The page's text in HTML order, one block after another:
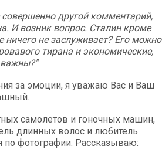
другой комментарий,
И возник вопрос. Сталин кроме
ничего не заслуживает? Его можно
тирана и экономические,
за эмоции, я уважаю Вас и Ваш
самолетов и гоночных машин,
длинных волос и любитель
по фотографии. Рассказываю: